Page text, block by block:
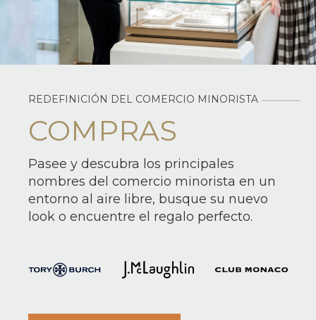
REDEFINICIÓN DEL COMERCIO MINORISTA
COMPRAS
Pasee y descubra los principales
nombres del comercio minorista en un
entorno al aire libre, busque su nuevo
look o encuentre el regalo perfecto.